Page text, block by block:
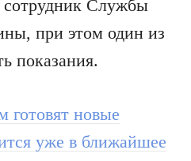
Службы
при этом один из
показания.
готовят новые
уже в ближайшее